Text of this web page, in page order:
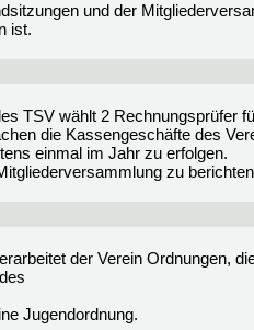
und der
ist.
TSV wählt 2 Rechnungsprüfer
die Kassengeschäfte des
einmal im Jahr zu erfolgen.
zu
der Verein Ordnungen,
Jugendordnung.